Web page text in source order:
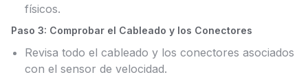
físicos.
Paso 3: Comprobar el Cableado y los Conectores
Revisa todo el cableado y los conectores asociados
con el sensor de velocidad.